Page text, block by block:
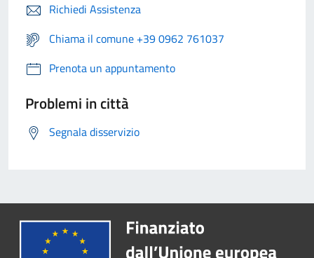
Richiedi Assistenza
Chiama il comune +39 0962 761037
Prenota un appuntamento
Problemi in città
Segnala disservizio